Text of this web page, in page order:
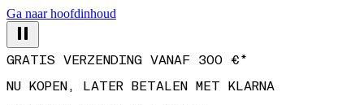
Ga naar hoofdinhoud
GRATIS VERZENDING VANAF 300 €*
NU KOPEN, LATER BETALEN MET KLARNA